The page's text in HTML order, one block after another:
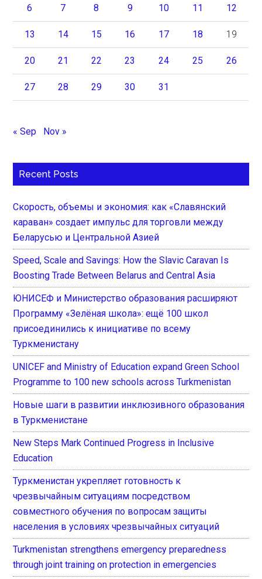
6 7 8 9 10 11 12
13 14 15 16 17 18 19
20 21 22 23 24 25 26
27 28 29 30 31
« Sep Nov »
Recent Posts
Скорость, объемы и экономия: как «Славянский
караван» создает импульс для торговли между
Беларусью и Центральной Азией
Speed, Scale and Savings: How the Slavic Caravan Is
Boosting Trade Between Belarus and Central Asia
ЮНИСЕФ и Министерство образования расширяют
Программу «Зелёная школа»: ещё 100 школ
присоединились к инициативе по всему
Туркменистану
UNICEF and Ministry of Education expand Green School
Programme to 100 new schools across Turkmenistan
Новые шаги в развитии инклюзивного образования
в Туркменистане
New Steps Mark Continued Progress in Inclusive
Education
Туркменистан укрепляет готовность к
чрезвычайным ситуациям посредством
совместного обучения по вопросам защиты
населения в условиях чрезвычайных ситуаций
Turkmenistan strengthens emergency preparedness
through joint training on protection in emergencies